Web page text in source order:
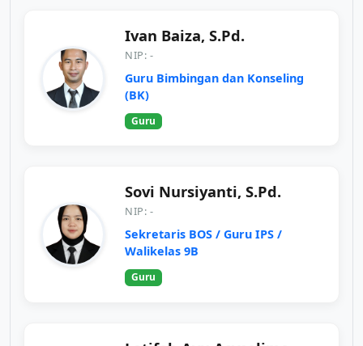
Ivan Baiza, S.Pd.
NIP: -
Guru Bimbingan dan Konseling
(BK)
Guru
Sovi Nursiyanti, S.Pd.
NIP: -
Sekretaris BOS / Guru IPS /
Walikelas 9B
Guru